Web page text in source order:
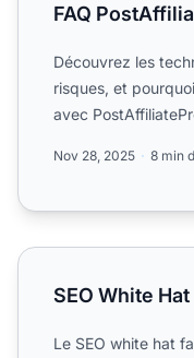
FAQ
Découvrez les
risques, et
avec
Nov 28, 2025 8 min
SEO White Hat
SEO White Hat
Le SEO white hat